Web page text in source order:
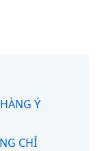
Ý
CHỈ